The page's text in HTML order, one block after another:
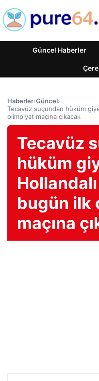
Güncel Haberler
Haberler›Güncel›
Tecavüz suçundan hüküm
olimpiyat maçına çıkacak
Tecavüz
hüküm
bugün ilk
maçına